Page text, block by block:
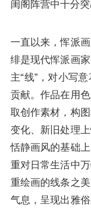
闺阁阵营中十分
一直以来，恽派
绯是现代恽派画
主“线”，对小写
贡献。作品在用
取创作素材，构
变化、新旧处理
恬静画风的基础
重对日常生活中
重绘画的线条之
气息，呈现出雅